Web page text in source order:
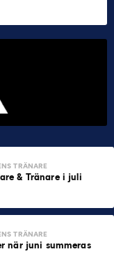
TRÄNARE
& Tränare i juli
TRÄNARE
när juni summeras